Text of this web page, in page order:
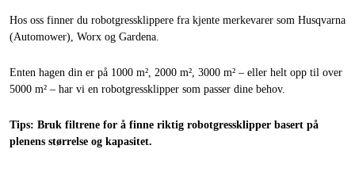
Hos oss finner du robotgressklippere fra kjente merkevarer som Husqvarna
(Automower), Worx og Gardena.
Enten hagen din er på 1000 m², 2000 m², 3000 m² – eller helt opp til over
5000 m² – har vi en robotgressklipper som passer dine behov.
Tips: Bruk filtrene for å finne riktig robotgressklipper basert på
plenens størrelse og kapasitet.